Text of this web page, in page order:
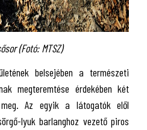
(Fotó: MTSZ)
belsejében a természeti
megteremtése érdekében két
Az egyik a látogatók elől
lyuk barlanghoz vezető piros